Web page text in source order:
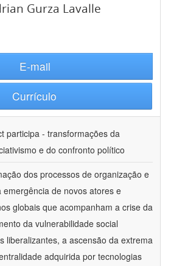
Gurza Lavalle
E-mail
Currículo
participa - transformações da
e do confronto político
dos processos de organização e
emergência de novos atores e
globais que acompanham a crise da
da vulnerabilidade social
liberalizantes, a ascensão da extrema
adquirida por tecnologias